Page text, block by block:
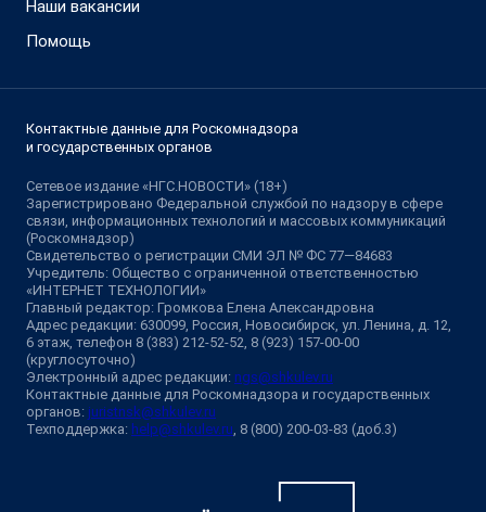
Наши вакансии
Помощь
Контактные данные для Роскомнадзора
и государственных органов
Сетевое издание «НГС.НОВОСТИ» (18+)
Зарегистрировано Федеральной службой по надзору в сфере
связи, информационных технологий и массовых коммуникаций
(Роскомнадзор)
Свидетельство о регистрации СМИ ЭЛ № ФС 77—84683
Учредитель: Общество с ограниченной ответственностью
«ИНТЕРНЕТ ТЕХНОЛОГИИ»
Главный редактор: Громкова Елена Александровна
Адрес редакции: 630099, Россия, Новосибирск, ул. Ленина, д. 12,
6 этаж, телефон 8 (383) 212-52-52, 8 (923) 157-00-00
(круглосуточно)
Электронный адрес редакции: ngs@shkulev.ru
Контактные данные для Роскомнадзора и государственных
органов: juristnsk@shkulev.ru
Техподдержка: help@shkulev.ru, 8 (800) 200-03-83 (доб.3)